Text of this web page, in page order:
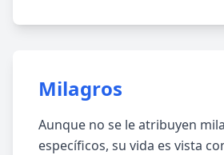
Milagros
Aunque no se le atribuyen
específicos, su vida es vista